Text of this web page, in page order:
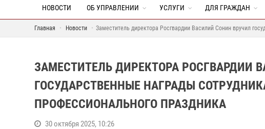
НОВОСТИ ОБ УПРАВЛЕНИИ УСЛУГИ ДЛЯ ГРАЖДАН
Главная Новости Заместитель директора Росгвардии Василий Сонин вручил
ЗАМЕСТИТЕЛЬ ДИРЕКТОРА РОСГВАРДИИ
ГОСУДАРСТВЕННЫЕ НАГРАДЫ
ПРОФЕССИОНАЛЬНОГО ПРАЗДНИКА
30 октября 2025, 10:26